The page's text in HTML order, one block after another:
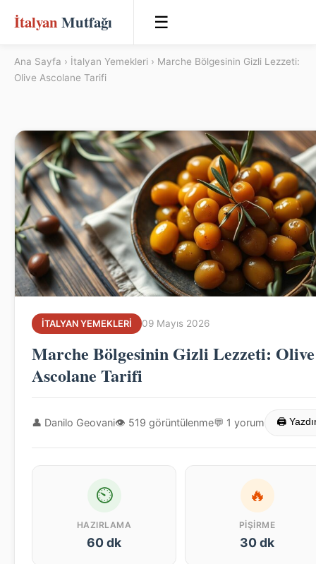
İtalyan Mutfağı ☰
Ana Sayfa › İtalyan Yemekleri › Marche Bölgesinin Gizli Lezzeti:
Olive Ascolane Tarifi
İTALYAN YEMEKLERI 09 Mayıs 2026
Marche Bölgesinin Gizli Lezzeti: Olive
Ascolane Tarifi
👤 Danilo Geovani👁 519 görüntülenme💬 1 yorum 🖨
⏲
HAZIRLAMA
60 dk
🔥
PIŞIRME
30 dk